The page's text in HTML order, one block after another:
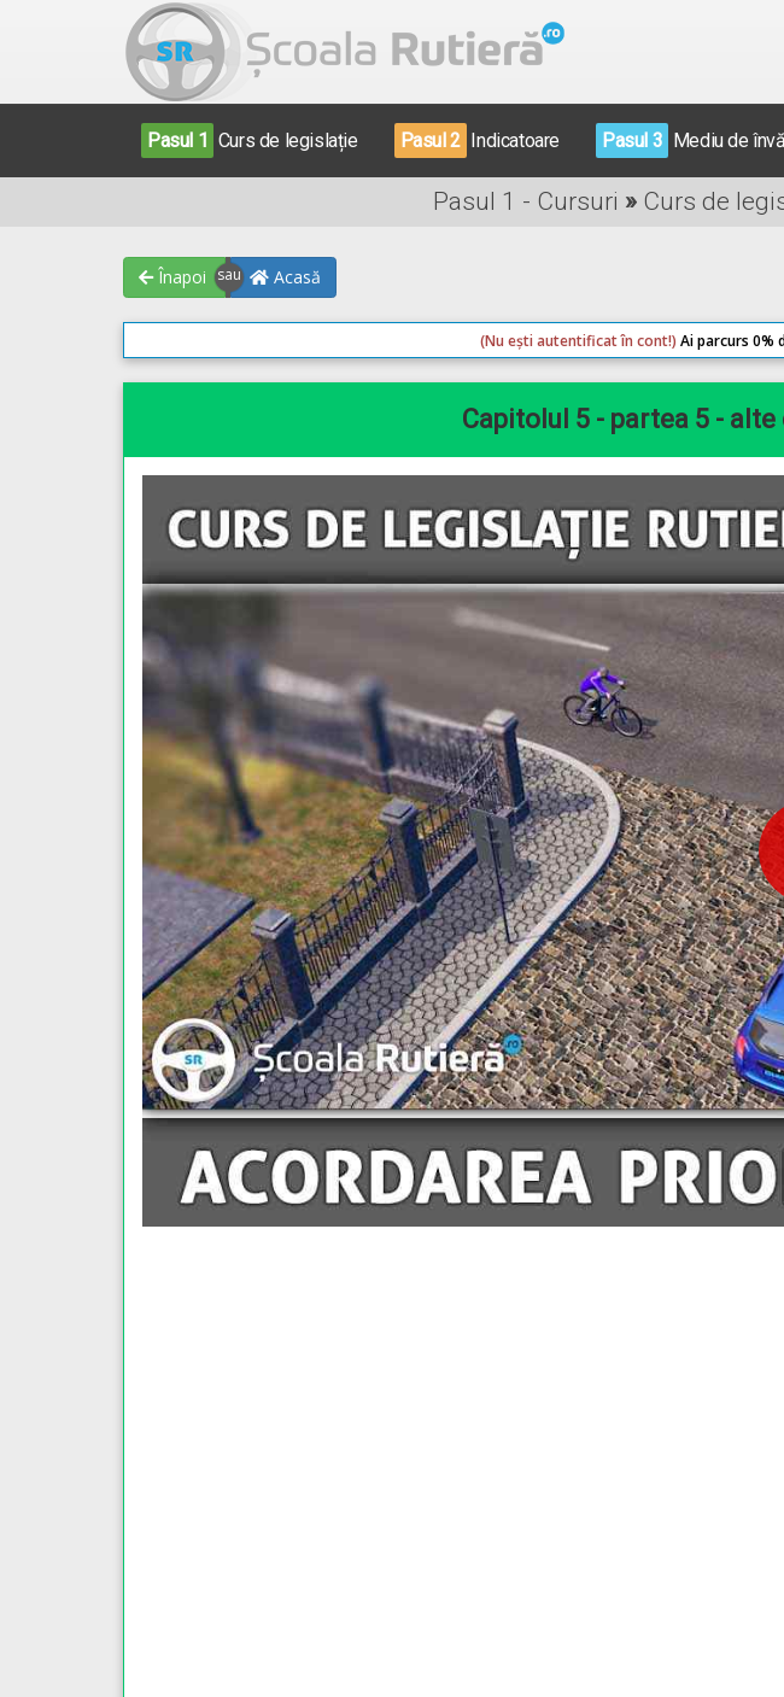
Pasul 1 Curs de legislație Pasul 2 Indicatoare Pasul 3 Mediu de
Pasul 1 - Cursuri »Curs de
Înapoi Acasă
(Nu ești autentificat în cont!) Ai parcurs 0%
Capitolul 5 - partea 5 -